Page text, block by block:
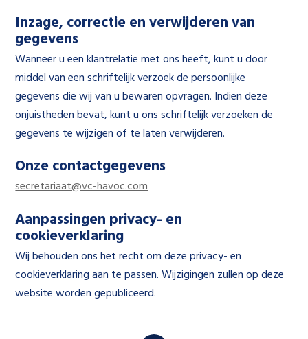
Inzage, correctie en verwijderen van
gegevens
Wanneer u een klantrelatie met ons heeft, kunt u door
middel van een schriftelijk verzoek de persoonlijke
gegevens die wij van u bewaren opvragen. Indien deze
onjuistheden bevat, kunt u ons schriftelijk verzoeken de
gegevens te wijzigen of te laten verwijderen.
Onze contactgegevens
secretariaat@vc-havoc.com
Aanpassingen privacy- en
cookieverklaring
Wij behouden ons het recht om deze privacy- en
cookieverklaring aan te passen. Wijzigingen zullen op deze
website worden gepubliceerd.